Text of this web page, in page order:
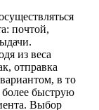
почтой,
из веса
отправка
в то
более быструю
Выбор